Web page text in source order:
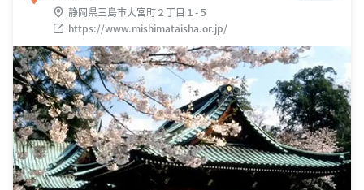
静岡県三島市大宮町２丁目１-５
https://www.mishimataisha.or.jp/